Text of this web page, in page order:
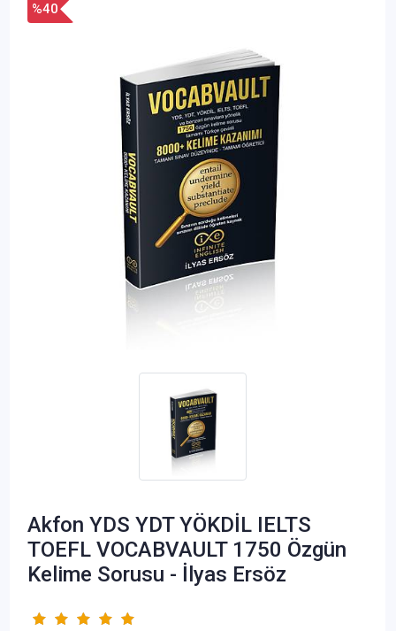
%40
Akfon YDS YDT YÖKDİL IELTS
TOEFL VOCABVAULT 1750 Özgün
Kelime Sorusu - İlyas Ersöz